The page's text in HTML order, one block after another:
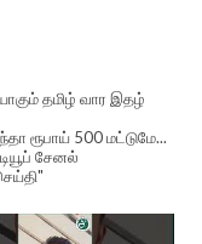
தமிழ் வார இதழ்
ரூபாய் 500 மட்டுமே...
சேனல்